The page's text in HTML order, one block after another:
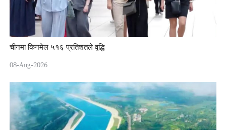
चीनमा किनमेल ५१६ प्रतिशतले वृद्धि
08-Aug-2026